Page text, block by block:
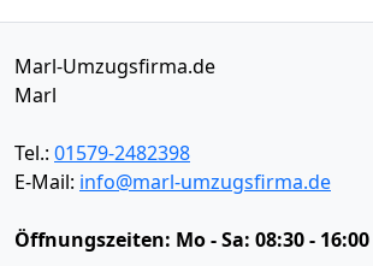
Marl-Umzugsfirma.de
Marl
Tel.: 01579-2482398
E-Mail: info@marl-umzugsfirma.de
Öffnungszeiten: Mo - Sa: 08:30 -